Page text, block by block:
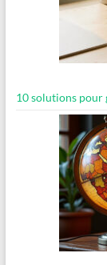
10 solutions pour